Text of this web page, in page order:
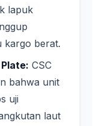
lapuk
kargo berat.
CSC
bahwa unit
uji
laut